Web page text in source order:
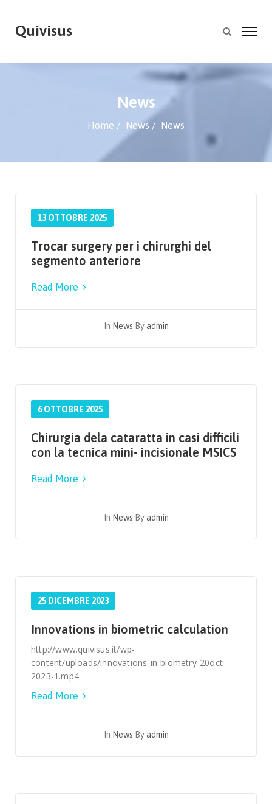
Quivisus
News
Home News News
13 OTTOBRE 2025
Trocar surgery per i chirurghi del
segmento anteriore
Read More
In News Byadmin
6 OTTOBRE 2025
Chirurgia dela cataratta in casi difficili
con la tecnica mini- incisionale MSICS
Read More
In News Byadmin
25 DICEMBRE 2023
Innovations in biometric calculation
http://www.quivisus.it/wp-
content/uploads/innovations-in-biometry-20oct-
2023-1.mp4
Read More
In News Byadmin